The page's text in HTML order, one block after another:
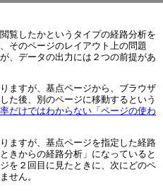
覧したかというタイプの経路分析を
そのページのレイアウト上の問題
、データの出力には２つの前提があ
ますが、基点ページから、ブラウザ
た後、別のページに移動するという
だけではわからない「ページの使わ
ますが、基点ページを指定した経路
きからの経路分析」になっていると
を２回目に見たときに、次にどのペ
せん。